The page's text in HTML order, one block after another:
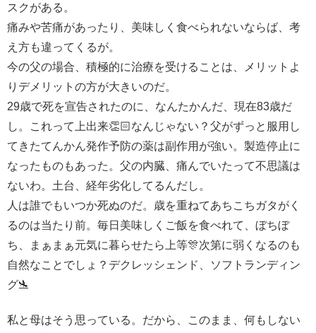
スクがある。
痛みや苦痛があったり、美味しく食べられないならば、考
え方も違ってくるが。
今の父の場合、積極的に治療を受けることは、メリットよ
りデメリットの方が大きいのだ。
29歳で死を宣告されたのに、なんたかんだ、現在83歳だ
し。これって上出来👏🏻なんじゃない？父がずっと服用し
てきたてんかん発作予防の薬は副作用が強い。製造停止に
なったものもあった。父の内臓、痛んでいたって不思議は
ないわ。土台、経年劣化してるんだし。
人は誰でもいつか死ぬのだ。歳を重ねてあちこちガタがく
るのは当たり前。毎日美味しくご飯を食べれて、ぼちぼ
ち、まぁまぁ元気に暮らせたら上等🎊次第に弱くなるのも
自然なことでしょ？デクレッシェンド、ソフトランディン
グ🛬
私と母はそう思っている。だから、このまま、何もしない